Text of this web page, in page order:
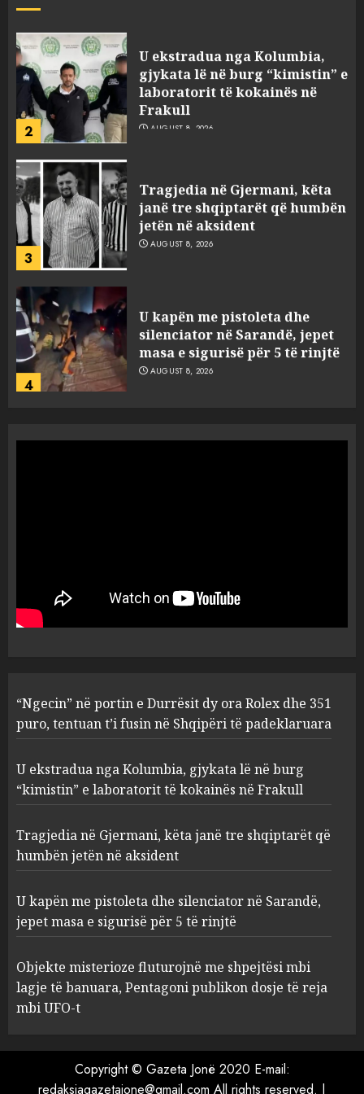
2
U ekstradua nga Kolumbia,
gjykata lë në burg “kimistin” e
laboratorit të kokainës në
Frakull
AUGUST 8, 2026
3
Tragjedia në Gjermani, këta
janë tre shqiptarët që humbën
jetën në aksident
AUGUST 8, 2026
4
U kapën me pistoleta dhe
silenciator në Sarandë, jepet
masa e sigurisë për 5 të rinjtë
AUGUST 8, 2026
1
tentuan t’i fusin në Shqipëri të
padeklaruara
AUGUST 8, 2026
2
gjykata lë në burg “kimistin” e
laboratorit të kokainës në
Frakull
janë tre shqiptarët që humbën
jetën në aksident
AUGUST 8, 2026
4
silenciator në Sarandë, jepet
masa e sigurisë për 5 të rinjtë
AUGUST 8, 2026
Objekte misterioze fluturojnë
me shpejtësi mbi lagje të
“Ngecin” në portin e Durrësit dy ora Rolex dhe 351
puro, tentuan t’i fusin në Shqipëri të padeklaruara
U ekstradua nga Kolumbia, gjykata lë në burg
“kimistin” e laboratorit të kokainës në Frakull
Tragjedia në Gjermani, këta janë tre shqiptarët që
humbën jetën në aksident
U kapën me pistoleta dhe silenciator në Sarandë,
jepet masa e sigurisë për 5 të rinjtë
Objekte misterioze fluturojnë me shpejtësi mbi
lagje të banuara, Pentagoni publikon dosje të reja
mbi UFO-t
Copyright © Gazeta Jonë 2020 E-mail:
redaksiagazetajone@gmail.com All rights reserved. |